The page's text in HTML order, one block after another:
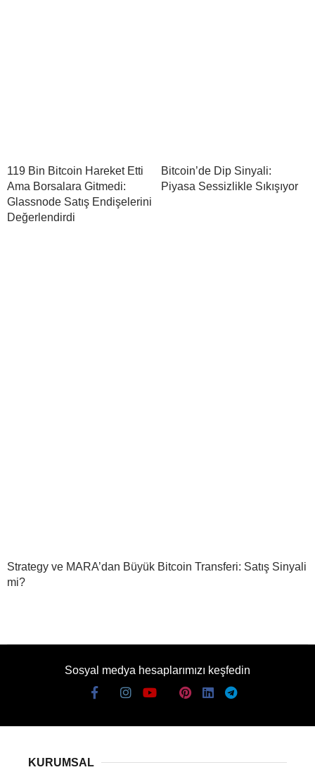
119 Bin Bitcoin Hareket Etti
Ama Borsalara Gitmedi:
Glassnode Satış Endişelerini
Değerlendirdi
Bitcoin’de Dip Sinyali:
Piyasa Sessizlikle Sıkışıyor
Strategy ve MARA’dan Büyük Bitcoin Transferi: Satış Sinyali
mi?
Sosyal medya hesaplarımızı keşfedin
KURUMSAL